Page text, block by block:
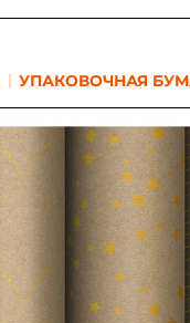
УПАКОВОЧНАЯ